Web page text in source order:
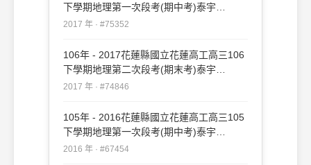
下學期地理第一次段考(期中考)泰宇
#75352
2017 年 · #75352
106年 - 2017花蓮縣國立花蓮高工高三106
下學期地理第二次段考(期末考)泰宇
#74846
2017 年 · #74846
105年 - 2016花蓮縣國立花蓮高工高三105
下學期地理第一次段考(期中考)泰宇
#67454
2016 年 · #67454